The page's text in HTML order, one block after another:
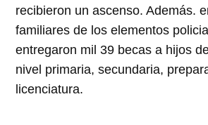
recibieron un ascenso. Además.
familiares de los elementos
entregaron mil 39 becas a hijos
nivel primaria, secundaria,
licenciatura.